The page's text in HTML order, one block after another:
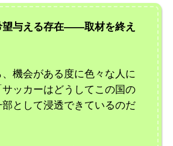
望与える存在――取材を終え
機会がある度に色々な人に
ッカーはどうしてこの国の
部として浸透できているのだ